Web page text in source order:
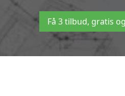
Få 3 tilbud, gratis